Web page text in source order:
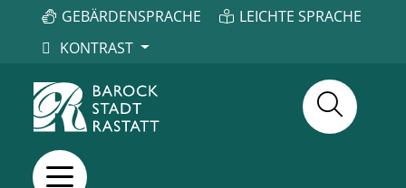
GEBÄRDENSPRACHE
LEICHTE SPRACHE
KONTRAST